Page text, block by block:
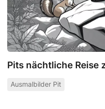
Pits nächtliche Reise
Ausmalbilder Pit